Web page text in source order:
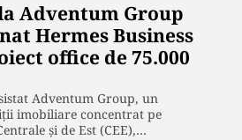
Adventum Group
Hermes Business
office de 75.000
Adventum Group, un
imobiliare concentrat pe
și de Est (CEE),…